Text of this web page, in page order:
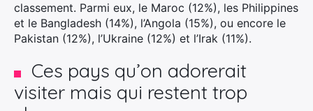
classement. Parmi eux, le Maroc (12%), les Philippines
et le Bangladesh (14%), l’Angola (15%), ou encore le
Pakistan (12%), l’Ukraine (12%) et l’Irak (11%).
Ces pays qu’on adorerait
visiter mais qui restent trop